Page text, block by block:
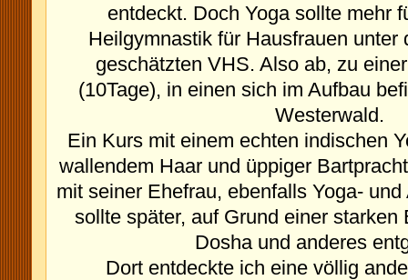
entdeckt. Doch Yoga sollte mehr
Heilgymnastik für Hausfrauen unter
geschätzten VHS. Also ab, zu
(10Tage), in einen sich im Aufbau
Westerwald.
Ein Kurs mit einem echten indischen
wallendem Haar und üppiger
mit seiner Ehefrau, ebenfalls Yoga-
sollte später, auf Grund einer starken
Dosha und anderes
Dort entdeckte ich eine völlig